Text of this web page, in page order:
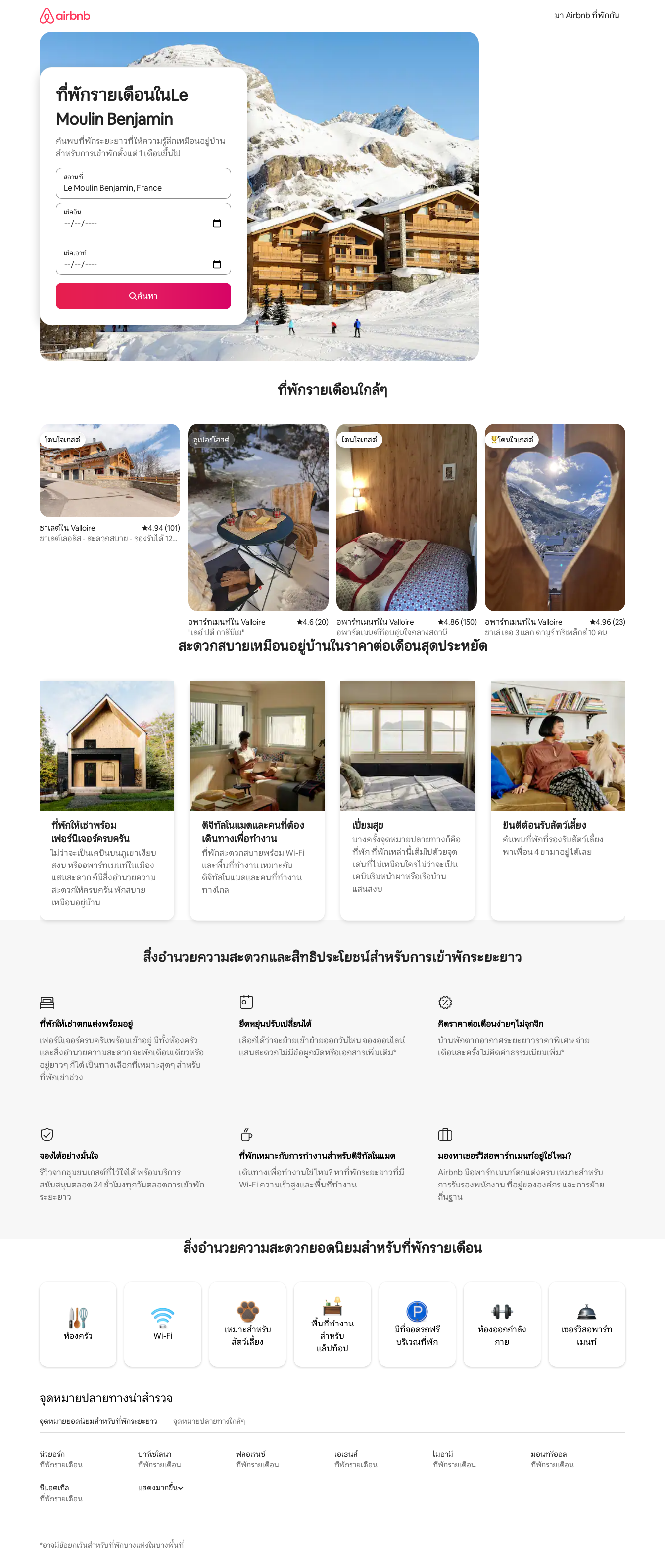
มา Airbnb ที่พักกัน
ที่พักรายเดือนในLe
Moulin Benjamin
ค้นพบที่พักระยะยาวที่ให้ความรู้สึกเหมือนอยู่บ้าน
สำหรับการเข้าพักตั้งแต่ 1 เดือนขึ้นไป
สถานที่
ใช้ลูกศรขึ้นลง หรือใช้การสัมผัสหรือปัด เพื่อสำรวจผลการค้นหา
เช็คอิน
เช็คเอาท์
ค้นหา
ที่พักรายเดือนใกล้ๆ
โดนใจเกสต์
โดนใจเกสต์
ชาเลต์ใน Valloire คะแนนเฉลี่ย 4.94 จาก 5, 101 รีวิว
4.94 (101)
ชาเลต์เลอลิส - สะดวกสบาย - รองรับได้ 12
ซูเปอร์โฮสต์
ซูเปอร์โฮสต์
อพาร์ทเมนท์ใน Valloire คะแนนเฉลี่ย 4.6 จาก 5, 20 รีวิว
4.6 (20)
"เลอ์ ปตี กาลีบีเย"
โดนใจเกสต์
โดนใจเกสต์
อพาร์ทเมนท์ใน Valloire คะแนนเฉลี่ย 4.86 จาก 5, 150 รีวิว
4.86 (150)
อพาร์ตเมนต์ที่อบอุ่นใจกลางสถานี
โดนใจเกสต์ที่สุด
โดนใจเกสต์
อพาร์ทเมนท์ใน Valloire คะแนนเฉลี่ย 4.96 จาก
4.96 (23)
ชาเล่ เลอ 3 แลก ดามูร์ ทริเพล็กส์ 10 คน
สะดวกสบายเหมือนอยู่บ้านในราคาต่อเดือนสุดประหยัด
ที่พักให้เช่าพร้อม
เฟอร์นิเจอร์ครบครัน
ไม่ว่าจะเป็นเคบินบนภูเขาเงียบ
สงบ หรืออพาร์ทเมนท์ในเมือง
แสนสะดวก ก็มีสิ่งอำนวยความ
สะดวกให้ครบครัน พักสบาย
เหมือนอยู่บ้าน
ดิจิทัลโนแมดและคนที่ต้อง
เดินทางเพื่อทำงาน
ที่พักสะดวกสบายพร้อม Wi-Fi
และพื้นที่ทำงาน เหมาะกับ
ดิจิทัลโนแมดและคนที่ทำงาน
ทางไกล
เปี่ยมสุข
บางครั้งจุดหมายปลายทางก็คือ
ที่พัก ที่พักเหล่านี้เต็มไปด้วยจุด
เด่นที่ไม่เหมือนใคร ไม่ว่าจะเป็น
เคบินริมหน้าผาหรือเรือบ้าน
แสนสงบ
ยินดีต้อนรับสัตว์เลี้ยง
ค้นพบที่พักที่รองรับสัตว์เลี้ยง
พาเพื่อน 4 ขามาอยู่ได้เลย
สิ่งอำนวยความสะดวกและสิทธิประโยชน์สำหรับการเข้าพักระยะยาว
ที่พักให้เช่าตกแต่งพร้อมอยู่
เฟอร์นิเจอร์ครบครันพร้อมเข้าอยู่ มีทั้งห้องครัว
และสิ่งอำนวยความสะดวก จะพักเดือนเดียวหรือ
อยู่ยาวๆ ก็ได้ เป็นทางเลือกที่เหมาะสุดๆ สำหรับ
ที่พักเช่าช่วง
ยืดหยุ่นปรับเปลี่ยนได้
เลือกได้ว่าจะย้ายเข้าย้ายออกวันไหน จองออนไลน์
แสนสะดวก ไม่มีข้อผูกมัดหรือเอกสารเพิ่มเติม*
คิดราคาต่อเดือนง่ายๆ ไม่จุกจิก
บ้านพักตากอากาศระยะยาวราคาพิเศษ จ่าย
เดือนละครั้ง ไม่คิดค่าธรรมเนียมเพิ่ม*
จองได้อย่างมั่นใจ
รีวิวจากชุมชนเกสต์ที่ไว้ใจได้ พร้อมบริการ
สนับสนุนตลอด 24 ชั่วโมงทุกวันตลอดการเข้าพัก
ระยะยาว
ที่พักเหมาะกับการทำงานสำหรับดิจิทัลโนแมด
เดินทางเพื่อทำงานใช่ไหม? หาที่พักระยะยาวที่มี
Wi-Fi ความเร็วสูงและพื้นที่ทำงาน
มองหาเซอร์วิสอพาร์ทเมนท์อยู่ใช่ไหม?
Airbnb มีอพาร์ทเมนท์ตกแต่งครบ เหมาะสำหรับ
การรับรองพนักงาน ที่อยู่ขององค์กร และการย้าย
ถิ่นฐาน
สิ่งอำนวยความสะดวกยอดนิยมสำหรับที่พักรายเดือน
ห้องครัว Wi-Fi
เหมาะสำหรับ
สัตว์เลี้ยง
พื้นที่ทำงาน
สำหรับ
แล็ปท็อป
มีที่จอดรถฟรี
บริเวณที่พัก
ห้องออกกำลัง
กาย
เซอร์วิสอพาร์ท
เมนท์
จุดหมายปลายทางน่าสำรวจ
จุดหมายยอดนิยมสำหรับที่พักระยะยาว จุดหมายปลายทางใกล้ๆ
นิวยอร์ก
ที่พักรายเดือน
บาร์เซโลนา
ที่พักรายเดือน
ฟลอเรนซ์
ที่พักรายเดือน
เอเธนส์
ที่พักรายเดือน
ไมอามี
ที่พักรายเดือน
มอนทรีออล
ที่พักรายเดือน
ซีแอตเทิล
ที่พักรายเดือน
แสดงมากขึ้น
*อาจมีข้อยกเว้นสำหรับที่พักบางแห่งในบางพื้นที่